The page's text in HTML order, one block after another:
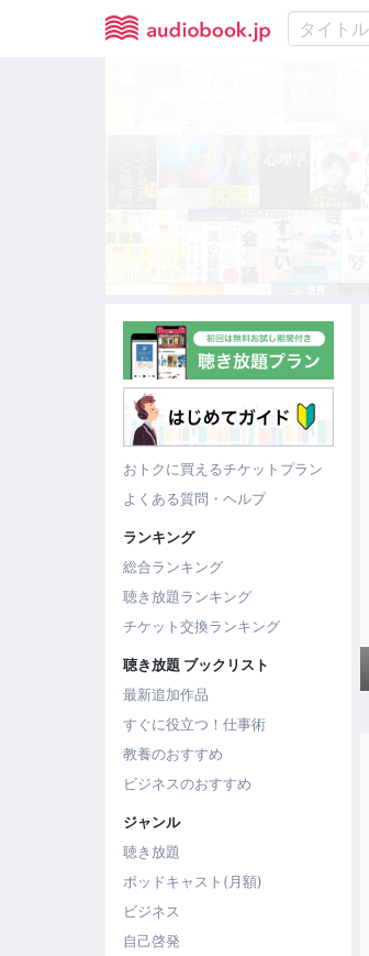
おトクに買えるチケットプラン
よくある質問・ヘルプ
ランキング
総合ランキング
聴き放題ランキング
チケット交換ランキング
聴き放題 ブックリスト
最新追加作品
すぐに役立つ！仕事術
教養のおすすめ
ビジネスのおすすめ
ジャンル
聴き放題
ポッドキャスト(月額)
ビジネス
自己啓発